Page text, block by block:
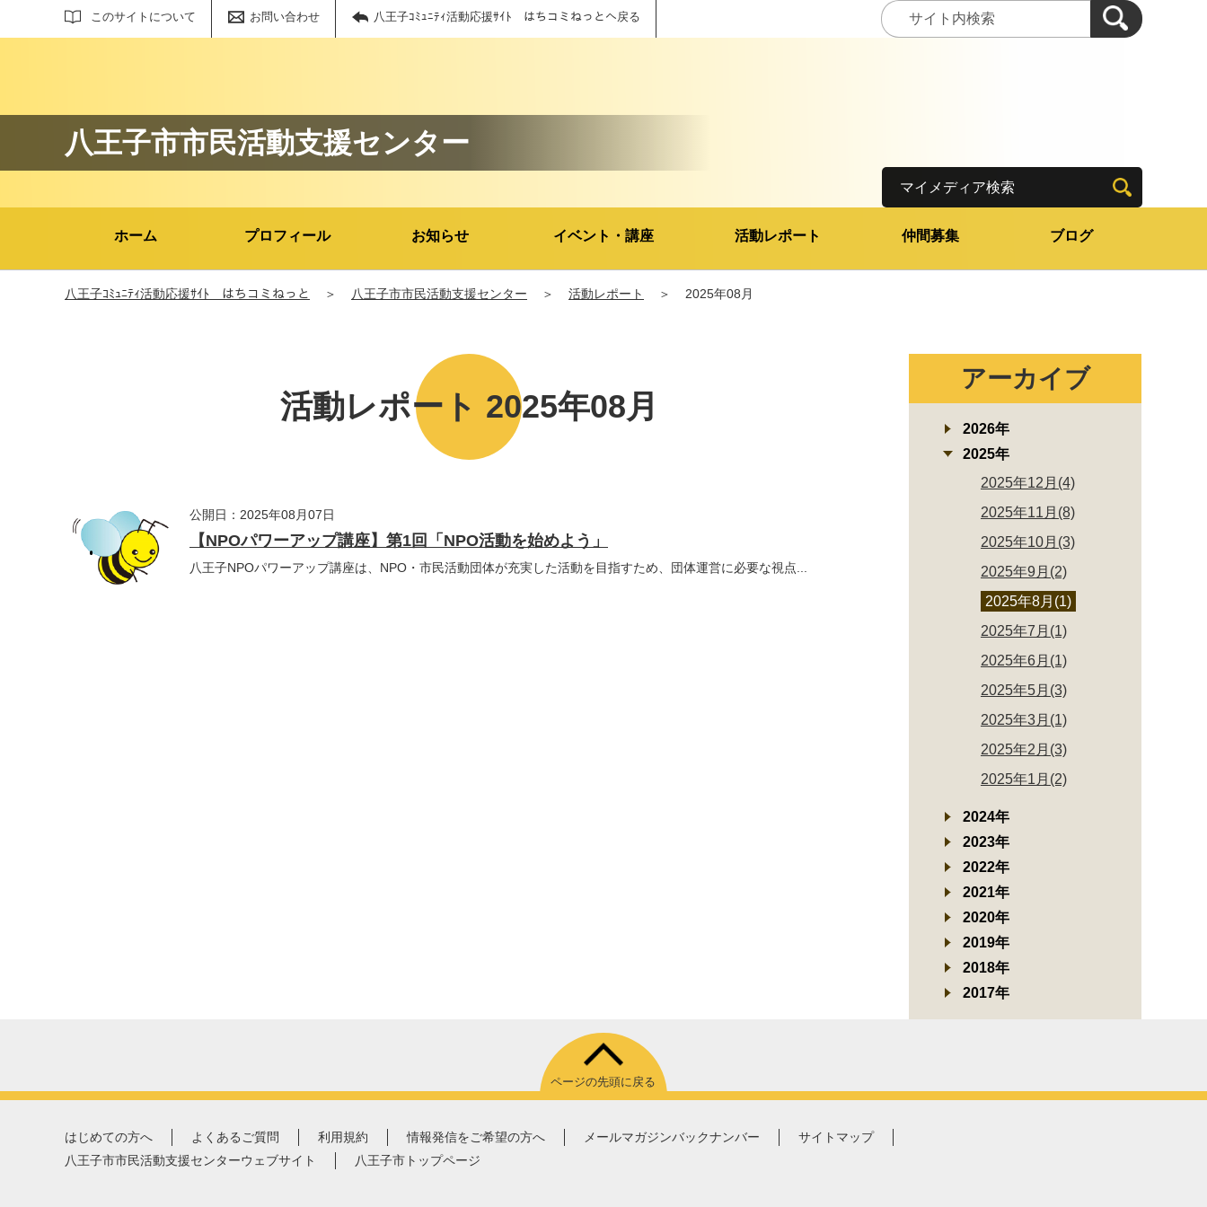
このサイトについて お問い合わせ 八王子ｺﾐｭﾆﾃｨ活動応援ｻｲﾄ はちコミねっとへ戻る
サイト内検索
八王子市市民活動支援センター
ホーム プロフィール お知らせ イベント・講座 活動レポート 仲間募集 ブログ
マイメディア検索
八王子ｺﾐｭﾆﾃｨ活動応援ｻｲﾄ はちコミねっと ＞ 八王子市市民活動支援センター ＞ 活動レポート ＞ 2025年08月
活動レポート 2025年08月
公開日：2025年08月07日
【NPOパワーアップ講座】第1回「NPO活動を始めよう」
八王子NPOパワーアップ講座は、NPO・市民活動団体が充実した活動を目指すため、団体運営に必要な視点...
アーカイブ
2026年
2025年
2025年12月(4)
2025年11月(8)
2025年10月(3)
2025年9月(2)
2025年8月(1)
2025年7月(1)
2025年6月(1)
2025年5月(3)
2025年3月(1)
2025年2月(3)
2025年1月(2)
2024年
2023年
2022年
2021年
2020年
2019年
2018年
2017年
ページの先頭に戻る
はじめての方へ よくあるご質問 利用規約 情報発信をご希望の方へ メールマガジンバックナンバー
サイトマップ
八王子市市民活動支援センターウェブサイト
八王子市トップページ